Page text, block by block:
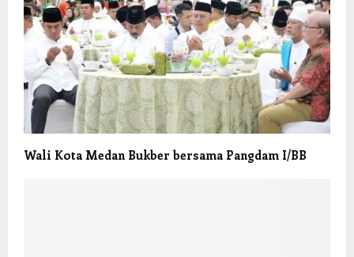
Wali Kota Medan Bukber bersama Pangdam I/BB